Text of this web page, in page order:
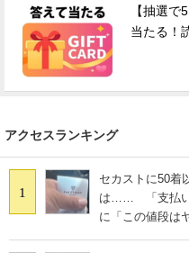
【抽選
当たる！
アクセスランキング
1
セカストに50着
は…… 「支払い
に「この値段は